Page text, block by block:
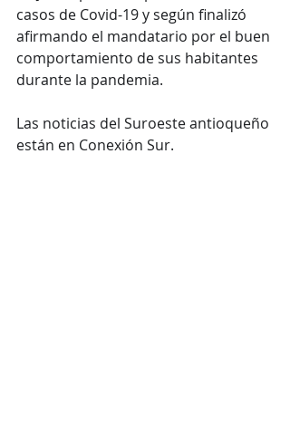
casos de Covid-19 y según finalizó
afirmando el mandatario por el buen
comportamiento de sus habitantes
durante la pandemia.
Las noticias del Suroeste antioqueño
están en Conexión Sur.